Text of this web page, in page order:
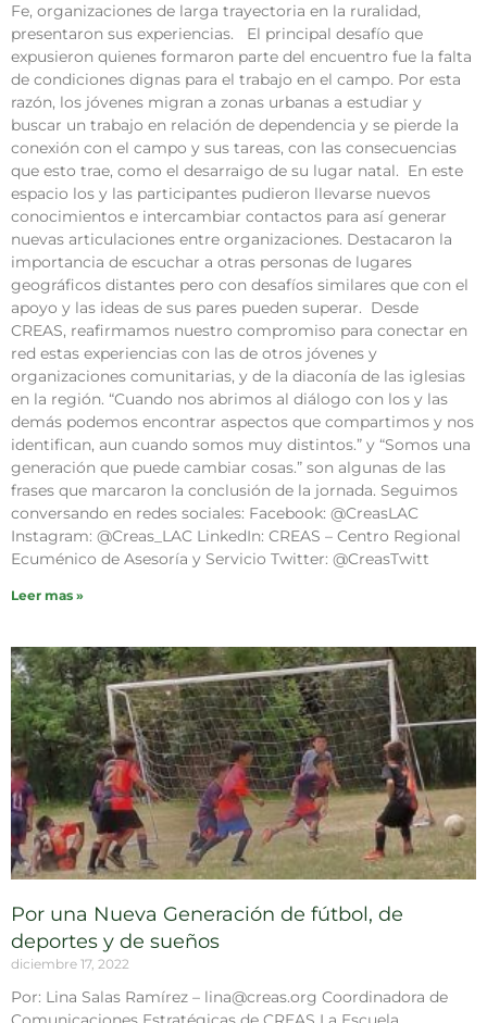
Fe, organizaciones de larga trayectoria en la ruralidad,
presentaron sus experiencias. El principal desafío que
expusieron quienes formaron parte del encuentro fue la falta
de condiciones dignas para el trabajo en el campo. Por esta
razón, los jóvenes migran a zonas urbanas a estudiar y
buscar un trabajo en relación de dependencia y se pierde la
conexión con el campo y sus tareas, con las consecuencias
que esto trae, como el desarraigo de su lugar natal. En este
espacio los y las participantes pudieron llevarse nuevos
conocimientos e intercambiar contactos para así generar
nuevas articulaciones entre organizaciones. Destacaron la
importancia de escuchar a otras personas de lugares
geográficos distantes pero con desafíos similares que con el
apoyo y las ideas de sus pares pueden superar. Desde
CREAS, reafirmamos nuestro compromiso para conectar en
red estas experiencias con las de otros jóvenes y
organizaciones comunitarias, y de la diaconía de las iglesias
en la región. “Cuando nos abrimos al diálogo con los y las
demás podemos encontrar aspectos que compartimos y nos
identifican, aun cuando somos muy distintos.” y “Somos una
generación que puede cambiar cosas.” son algunas de las
frases que marcaron la conclusión de la jornada. Seguimos
conversando en redes sociales: Facebook: @CreasLAC
Instagram: @Creas_LAC LinkedIn: CREAS – Centro Regional
Ecuménico de Asesoría y Servicio Twitter: @CreasTwitt
Leer mas »
Por una Nueva Generación de fútbol, de
deportes y de sueños
diciembre 17, 2022
Por: Lina Salas Ramírez – lina@creas.org Coordinadora de